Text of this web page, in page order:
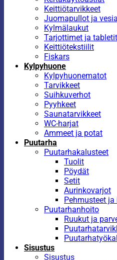
Keittiötarvikkeet
Juomapullot ja
Kylmälaukut
Tarjottimet ja tabletit
Keittiötekstiilit
Fiskars
Kylpyhuone
Kylpyhuonematot
Tarvikkeet
Suihkuverhot
Pyyhkeet
Saunatarvikkeet
WC-harjat
Ammeet ja potat
Puutarha
Puutarhakalusteet
Tuolit
Pöydät
Setit
Aurinkovarjot
Pehmusteet
Puutarhanhoito
Ruukut ja
Sisustus
Sisustus